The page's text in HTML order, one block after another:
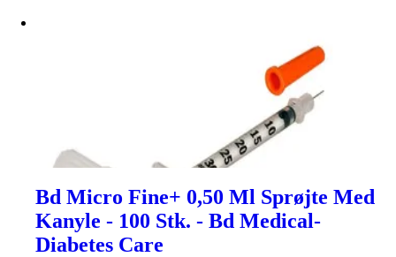
Bd Micro Fine+ 0,50 Ml Sprøjte Med
Kanyle - 100 Stk. - Bd Medical-
Diabetes Care